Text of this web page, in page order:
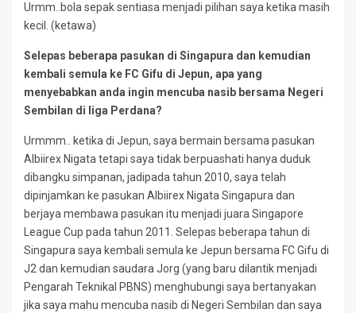
Urmm..bola sepak sentiasa menjadi pilihan saya ketika masih
kecil. (ketawa)
Selepas beberapa pasukan di Singapura dan kemudian
kembali semula ke FC Gifu di Jepun, apa yang
menyebabkan anda ingin mencuba nasib bersama Negeri
Sembilan di liga Perdana?
Urmmm.. ketika di Jepun, saya bermain bersama pasukan
Albiirex Nigata tetapi saya tidak berpuashati hanya duduk
dibangku simpanan, jadipada tahun 2010, saya telah
dipinjamkan ke pasukan Albiirex Nigata Singapura dan
berjaya membawa pasukan itu menjadi juara Singapore
League Cup pada tahun 2011. Selepas beberapa tahun di
Singapura saya kembali semula ke Jepun bersama FC Gifu di
J2 dan kemudian saudara Jorg (yang baru dilantik menjadi
Pengarah Teknikal PBNS) menghubungi saya bertanyakan
jika saya mahu mencuba nasib di Negeri Sembilan dan saya